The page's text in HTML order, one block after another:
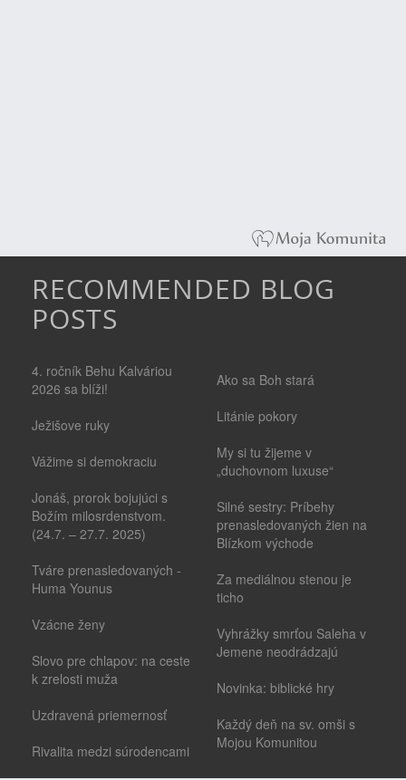
RECOMMENDED BLOG
POSTS
4. ročník Behu Kalváriou
2026 sa blíži!
Ježišove ruky
Vážime si demokraciu
Jonáš, prorok bojujúci s
Božím milosrdenstvom.
(24.7. – 27.7. 2025)
Tváre prenasledovaných -
Huma Younus
Vzácne ženy
Slovo pre chlapov: na ceste
k zrelosti muža
Uzdravená priemernosť
Rivalita medzi súrodencami
Ako sa Boh stará
Litánie pokory
My si tu žijeme v
„duchovnom luxuse“
Silné sestry: Príbehy
prenasledovaných žien na
Blízkom východe
Za mediálnou stenou je
ticho
Vyhrážky smrťou Saleha v
Jemene neodrádzajú
Novinka: biblické hry
Každý deň na sv. omši s
Mojou Komunitou